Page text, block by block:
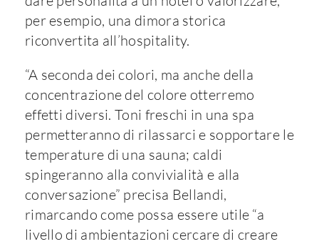
per esempio, una dimora storica
riconvertita all’hospitality.
“A seconda dei colori, ma anche della
concentrazione del colore otterremo
effetti diversi. Toni freschi in una spa
permetteranno di rilassarci e sopportare le
temperature di una sauna; caldi
spingeranno alla convivialità e alla
conversazione” precisa Bellandi,
rimarcando come possa essere utile “a
livello di ambientazioni cercare di creare